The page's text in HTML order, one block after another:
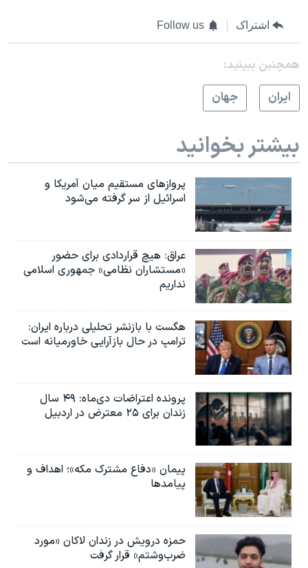
اشتراک Follow us
همچنبن ببینید:
ايران
جهان
بیشتر بخوانید
پروازهای مستقیم میان آمریکا و
اسرائیل از سر گرفته می‌شود
عراق: هیچ قراردادی برای حضور
«مستشاران نظامی» جمهوری اسلامی
نداریم
هگست با بازنشر تحلیلی درباره ایران:
ترامپ در حال بازآرایی خاورمیانه است
پرونده اعتراضات دی‌ماه: ۴۹ سال
زندان برای ۲۵ معترض در اردبیل
پیمان «دفاع مشترک مکه»؛ اهداف و
پیامدها
حمزه درویش در زندان لاکان «مورد
ضرب‌وشتم» قرار گرفت